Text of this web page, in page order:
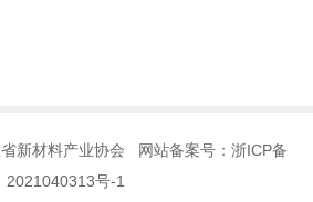
新材料产业协会 网站备案号： 浙ICP备
2021040313号-1